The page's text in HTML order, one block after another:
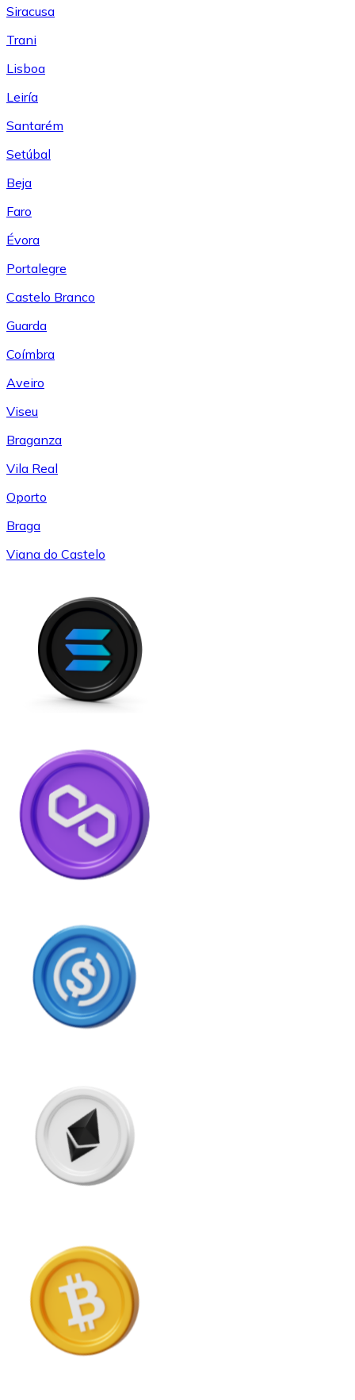
Siracusa
Trani
Lisboa
Leiría
Santarém
Setúbal
Beja
Faro
Évora
Portalegre
Castelo Branco
Guarda
Coímbra
Aveiro
Viseu
Braganza
Vila Real
Oporto
Braga
Viana do Castelo